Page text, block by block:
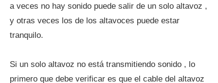
a veces no hay sonido puede salir de un solo altavoz ,
y otras veces los de los altavoces puede estar
tranquilo.
Si un solo altavoz no está transmitiendo sonido , lo
primero que debe verificar es que el cable del altavoz